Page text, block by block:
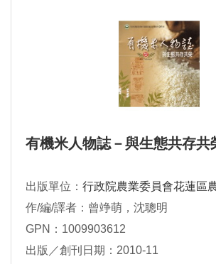
有機米人物誌－與生態共存共
出版單位： 行政院農業委員會花蓮區
作/編/譯者：曾竫萌，沈聰明
GPN：1009903612
出版／創刊日期：2010-11